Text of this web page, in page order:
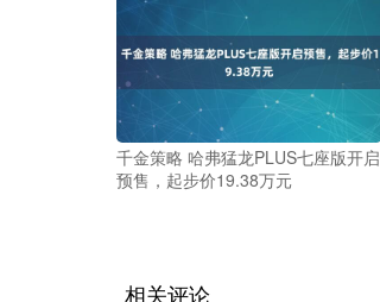
千金策略 哈弗猛龙PLUS七座版开启
预售，起步价19.38万元
相关评论